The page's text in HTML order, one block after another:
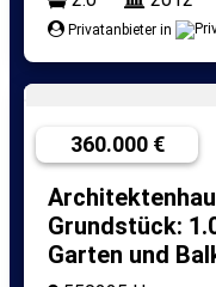
Privatanbieter in
360.000 €
Grundstück:
Garten und